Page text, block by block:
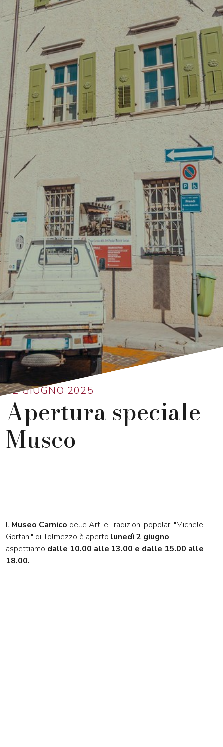
Ritorna alla lista
02 GIUGNO 2025
Apertura speciale
Museo
IlMuseo Carnico delle Arti e Tradizioni popolari "Michele
Gortani" di Tolmezzo è aperto lunedì 2 giugno. Ti
aspettiamo dalle 10.00 alle 13.00 e dalle 15.00 alle
18.00.